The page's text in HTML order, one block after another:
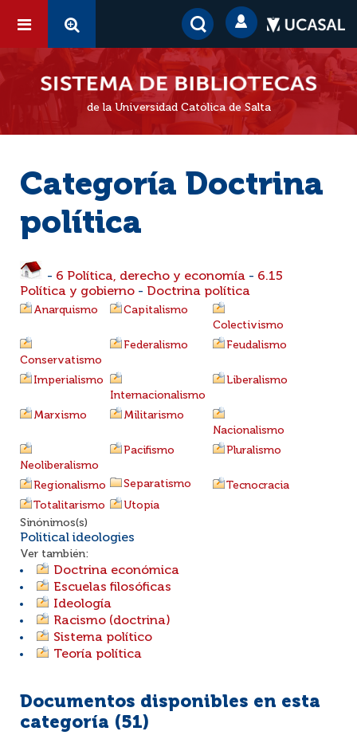
de la Universidad Católica de Salta
Categoría Doctrina
política
- 6 Política, derecho y economía - 6.15
Política y gobierno - Doctrina política
Anarquismo
Capitalismo
Colectivismo
Conservatismo
Federalismo Feudalismo
Imperialismo
Internacionalismo
Liberalismo
Marxismo
Militarismo
Nacionalismo
Neoliberalismo
Pacifismo Pluralismo
Regionalismo Separatismo
Tecnocracia
Totalitarismo
Utopía
Sinónimos(s)
Political ideologies
Ver también:
Doctrina económica
Escuelas filosóficas
Ideología
Racismo (doctrina)
Sistema político
Teoría política
Documentos disponibles en esta
categoría (51)